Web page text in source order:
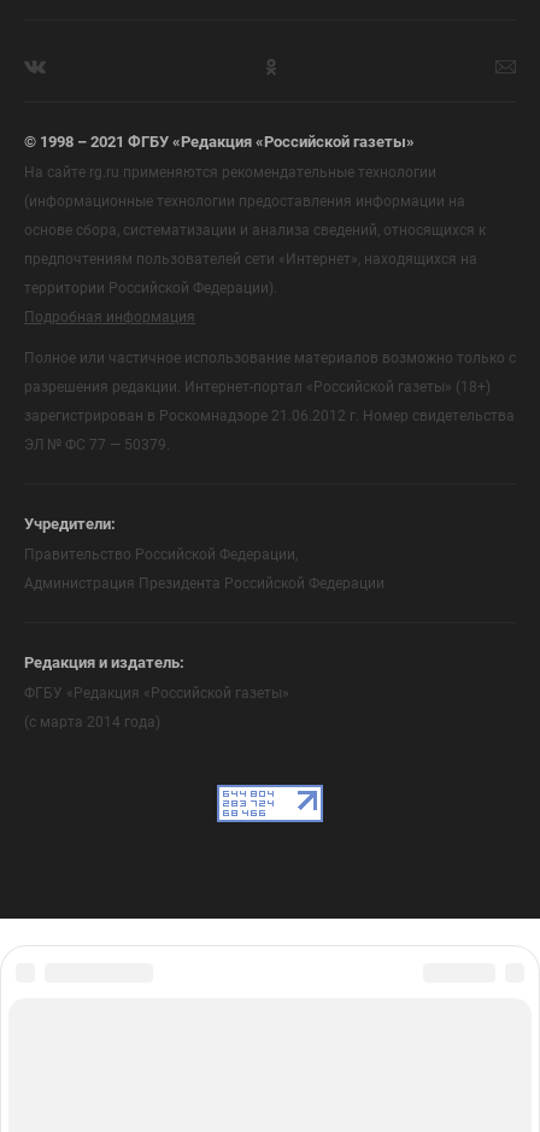
© 1998 – 2021 ФГБУ «Редакция «Российской газеты»
На сайте rg.ru применяются рекомендательные технологии
(информационные технологии предоставления информации на
основе сбора, систематизации и анализа сведений, относящихся к
предпочтениям пользователей сети «Интернет», находящихся на
территории Российской Федерации).
Подробная информация
Полное или частичное использование материалов возможно только с
разрешения редакции. Интернет-портал «Российской газеты» (18+)
зарегистрирован в Роскомнадзоре 21.06.2012 г. Номер свидетельства
ЭЛ № ФС 77 — 50379.
Учредители:
Правительство Российской Федерации,
Администрация Президента Российской Федерации
Редакция и издатель:
ФГБУ «Редакция «Российской газеты»
(с марта 2014 года)